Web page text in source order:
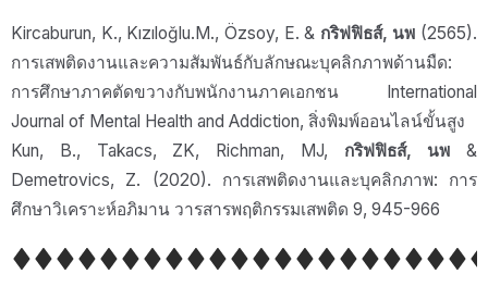
Kircaburun, K., Kızıloğlu.M., Özsoy, E. & กริฟฟิธส์, นพ (2565).
การเสพติดงานและความสัมพันธ์กับลักษณะบุคลิกภาพด้านมืด:
การศึกษาภาคตัดขวางกับพนักงานภาคเอกชน International
Journal of Mental Health and Addiction, สิ่งพิมพ์ออนไลน์ขั้นสูง
Kun, B., Takacs, ZK, Richman, MJ, กริฟฟิธส์, นพ &
Demetrovics, Z. (2020). การเสพติดงานและบุคลิกภาพ: การ
ศึกษาวิเคราะห์อภิมาน วารสารพฤติกรรมเสพติด 9, 945-966